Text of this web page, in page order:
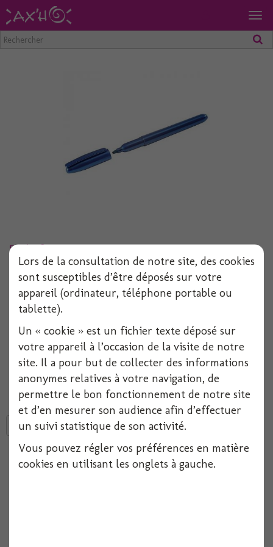
Stylo feutre turquoise
Réf :3016600053022
Ajouter à ma liste d'envies
Stylocouleur turquoise, pour tissu, ardoise, carton, papier, verre.
Tweet Partager Google+ Pinterest
Aucun point de fidélité pour ce produit.
Lors de la consultation de notre site, des cookies
sont susceptibles d’être déposés sur votre
appareil (ordinateur, téléphone portable ou
tablette).
Un « cookie » est un fichier texte déposé sur
votre appareil à l’occasion de la visite de notre
site. Il a pour but de collecter des informations
anonymes relatives à votre navigation, de
permettre le bon fonctionnement de notre site
et d’en mesurer son audience afin d’effectuer
un suivi statistique de son activité.
Vous pouvez régler vos préférences en matière
cookies en utilisant les onglets à gauche.